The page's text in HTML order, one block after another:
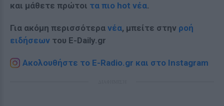
και μάθετε πρώτοι τα πιο hot νέα.
Για ακόμη περισσότερα νέα, μπείτε στην ροή
ειδήσεων του E-Daily.gr
Ακολουθήστε το E-Radio.gr και στο Instagram